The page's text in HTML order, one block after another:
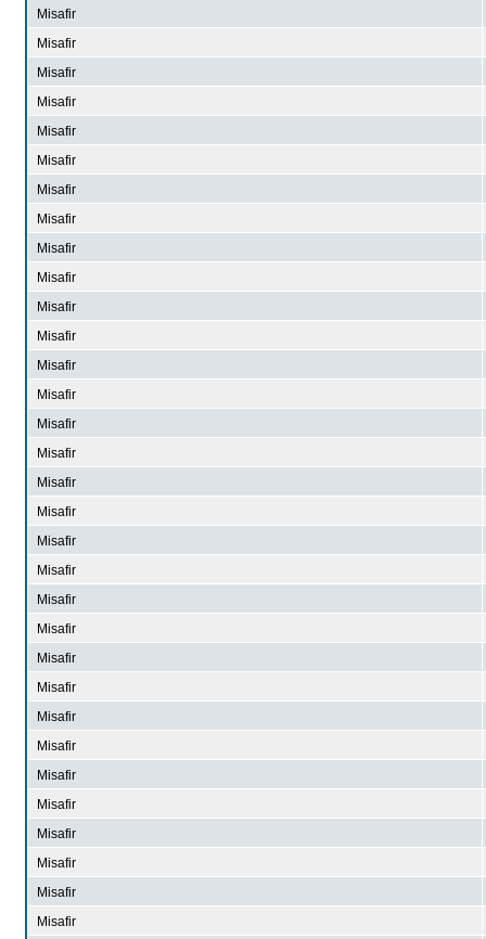
Misafir
Misafir
Misafir
Misafir
Misafir
Misafir
Misafir
Misafir
Misafir
Misafir
Misafir
Misafir
Misafir
Misafir
Misafir
Misafir
Misafir
Misafir
Misafir
Misafir
Misafir
Misafir
Misafir
Misafir
Misafir
Misafir
Misafir
Misafir
Misafir
Misafir
Misafir
Misafir